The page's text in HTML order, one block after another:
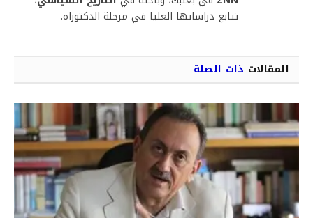
تتابع دراساتها العليا في مرحلة الدكتوراه.
المقالات ذات الصلة